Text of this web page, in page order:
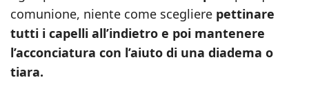
comunione, niente come scegliere pettinare
tutti i capelli all’indietro e poi mantenere
l’acconciatura con l’aiuto di una diadema o
tiara.